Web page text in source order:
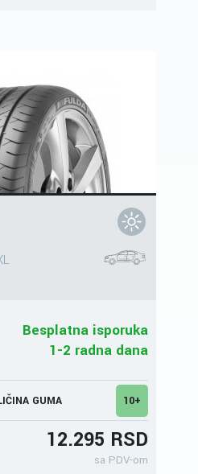
Besplatna isporuka
1-2 radna dana
GUMA 10+
12.295 RSD
sa PDV-om